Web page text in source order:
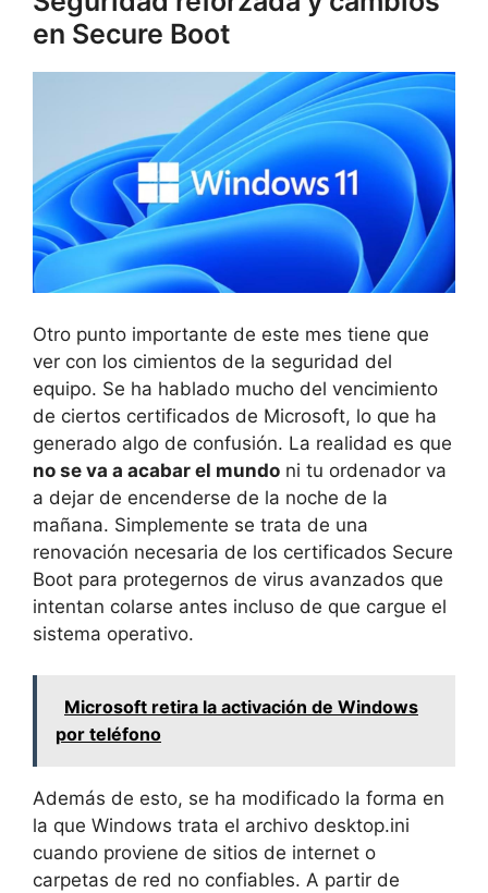
en Secure Boot
Otro punto importante de este mes tiene que
ver con los cimientos de la seguridad del
equipo. Se ha hablado mucho del vencimiento
de ciertos certificados de Microsoft, lo que ha
generado algo de confusión. La realidad es que
no se va a acabar el mundo ni tu ordenador va
a dejar de encenderse de la noche de la
mañana. Simplemente se trata de una
renovación necesaria de los certificados Secure
Boot para protegernos de virus avanzados que
intentan colarse antes incluso de que cargue el
sistema operativo.
Microsoft retira la activación de Windows
por teléfono
Además de esto, se ha modificado la forma en
la que Windows trata el archivo desktop.ini
cuando proviene de sitios de internet o
carpetas de red no confiables. A partir de